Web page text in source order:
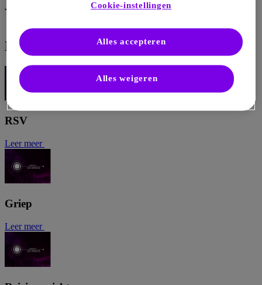
Vaccins
Meer over vaccins
RSV
Leer meer
Griep
Leer meer
Cookie-instellingen
Alles weigeren
Alles accepteren